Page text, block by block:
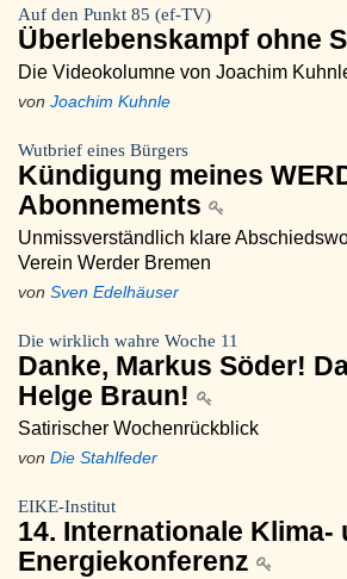
Auf den Punkt 85 (ef-TV)
Überlebenskampf ohne
Die Videokolumne von Joachim
von Joachim Kuhnle
Wutbrief eines Bürgers
Kündigung meines
Abonnements
Unmissverständlich klare
Verein Werder Bremen
von Sven Edelhäuser
Die wirklich wahre Woche 11
Danke, Markus Söder!
Helge Braun!
Satirischer Wochenrückblick
von Die Stahlfeder
EIKE-Institut
14. Internationale Klima-
Energiekonferenz